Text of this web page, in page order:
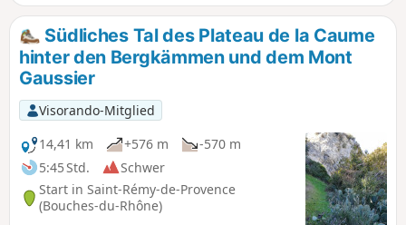
Südliches Tal des Plateau de la Caume
hinter den Bergkämmen und dem Mont
Gaussier
Visorando-Mitglied
14,41 km
+576 m
-570 m
5:45 Std.
Schwer
Start in Saint-Rémy-de-Provence
(Bouches-du-Rhône)